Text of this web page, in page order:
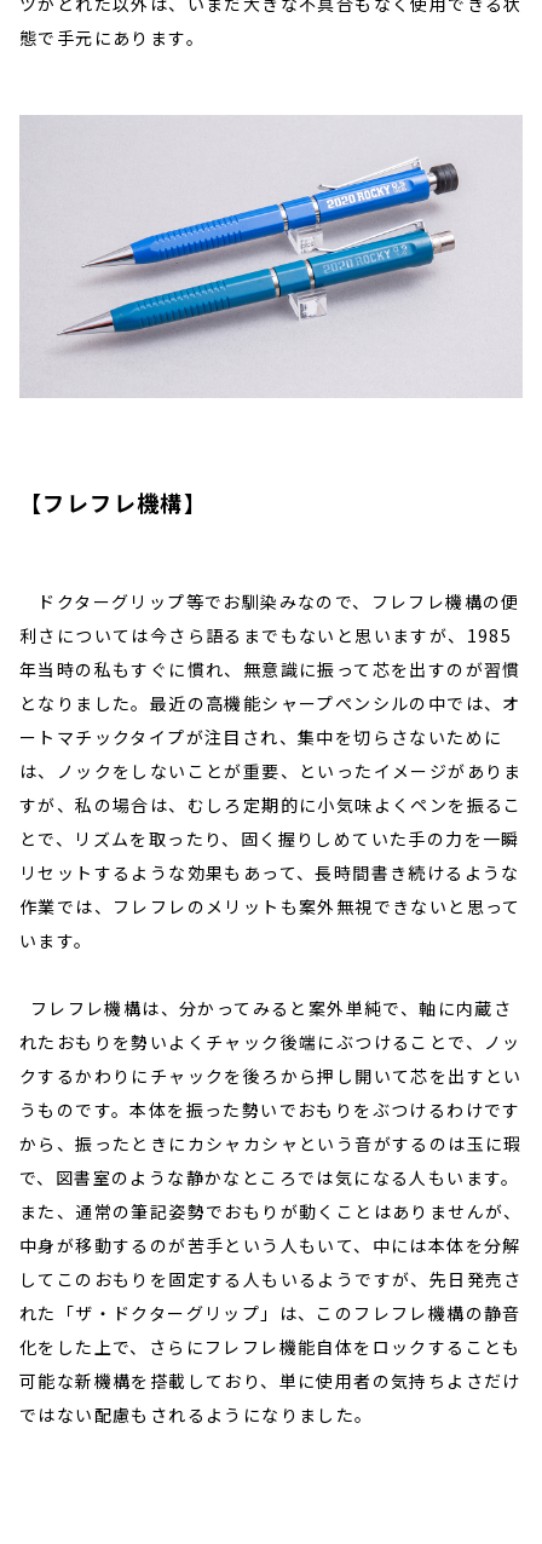
態で手元にあります。
【フレフレ機構】
ドクターグリップ等でお馴染みなので、フレフレ機構の便
利さについては今さら語るまでもないと思いますが、1985
年当時の私もすぐに慣れ、無意識に振って芯を出すのが習慣
となりました。最近の高機能シャープペンシルの中では、オ
ートマチックタイプが注目され、集中を切らさないために
は、ノックをしないことが重要、といったイメージがありま
すが、私の場合は、むしろ定期的に小気味よくペンを振るこ
とで、リズムを取ったり、固く握りしめていた手の力を一瞬
リセットするような効果もあって、長時間書き続けるような
作業では、フレフレのメリットも案外無視できないと思って
います。
フレフレ機構は、分かってみると案外単純で、軸に内蔵さ
れたおもりを勢いよくチャック後端にぶつけることで、ノッ
クするかわりにチャックを後ろから押し開いて芯を出すとい
うものです。本体を振った勢いでおもりをぶつけるわけです
から、振ったときにカシャカシャという音がするのは玉に瑕
で、図書室のような静かなところでは気になる人もいます。
また、通常の筆記姿勢でおもりが動くことはありませんが、
中身が移動するのが苦手という人もいて、中には本体を分解
してこのおもりを固定する人もいるようですが、先日発売さ
れた「ザ・ドクターグリップ」は、このフレフレ機構の静音
化をした上で、さらにフレフレ機能自体をロックすることも
可能な新機構を搭載しており、単に使用者の気持ちよさだけ
ではない配慮もされるようになりました。